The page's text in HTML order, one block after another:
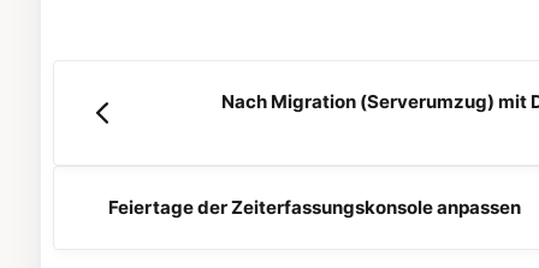
Nach Migration (Serverumzug) mit
Feiertage der Zeiterfassungskonsole anpassen